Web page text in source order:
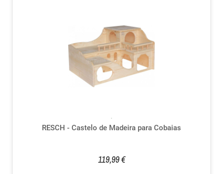
RESCH - Castelo de Madeira para Cobaias
119,99 €